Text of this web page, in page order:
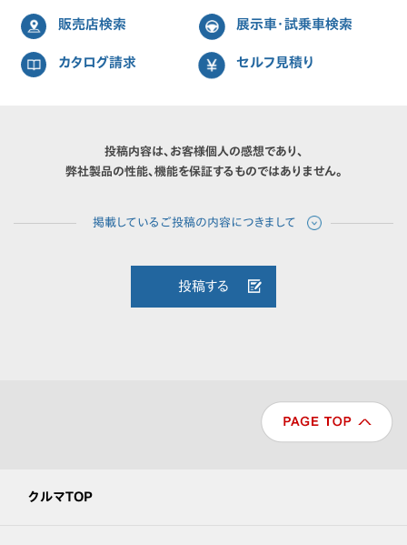
販売店検索 展示車・試乗車検索
カタログ請求 セルフ見積り
投稿内容は、お客様個人の感想であり、
弊社製品の性能、機能を保証するものではありません。
投稿する
クルマTOP